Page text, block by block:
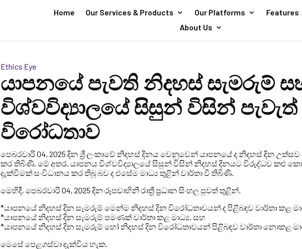
Home Our Services & Products Our Platforms Features
About Us
Ethics Eye
යාපනයේ පැවති නිදහස් සැමරුම්
විශ්වවිද්‍යාලයේ සිසුන් විසින් පැවැත්
විරෝධතාව
පෙබරවාරි 04, 2025 දින ශ්‍රී ලංකාවේ නිදහස් දිනය වෙනුවෙන් යාපනයේ ද නිදහස් දින උත්සව
කර තිබිණි. මේ අතර, යාපනය විශ්වවිද්‍යාලයේ සිසුන් විසින් නිදහස් දිනයට විරුද්ධව කළු
දැක්වීමක් සංවිධානය කර තිබූ බව ද එසේම මාධ්‍ය තුළින් වාර්තා වී තිබිණි.
මෙහිදී, පෙබරවාරි 04, 2025 දින රූපවාහිනී රාත්‍රී ප්‍රධාන සිංහල පුවත් තුළින්.
*යාපනයේ නිදහස් දින සැමරුම් මෙන්ම නිදහස් දින විරෝධතාවයන් ද පිළිබඳව වාර්තා කළ
*යාපනයේ නිදහස් දින සැමරුම් පමණක් වාර්තා කළ මාධ්‍ය, සහ
*යාපනයේ නිදහස් දින සැමරුම් හෝ නිදහස් දින විරෝධතාවයන් පිළිබඳව වාර්තා නොකළ
මෙසේ පෙළගස්වා දැක්විය හැක.